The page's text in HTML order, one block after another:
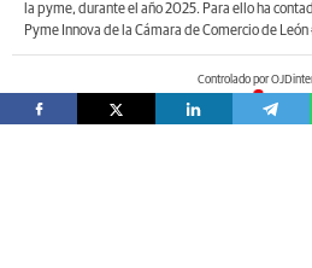
la pyme, durante el año 2025. Para ello ha
Pyme Innova de la Cámara de Comercio de León
Controlado por